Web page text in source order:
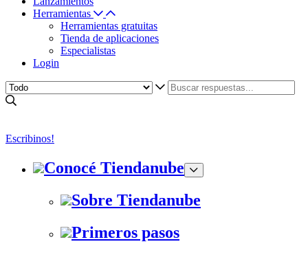
Herramientas
Herramientas gratuitas
Tienda de aplicaciones
Especialistas
Login
Escribinos!
Conocé Tiendanube
Sobre Tiendanube
Primeros pasos